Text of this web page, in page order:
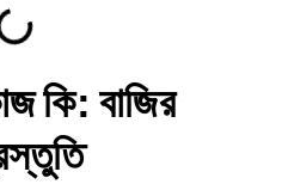
কি: বাজির